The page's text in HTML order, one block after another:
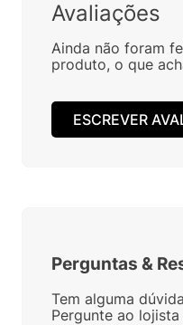
Avaliações
Ainda não foram
produto, o que
ESCREVER
Perguntas &
Tem alguma
Pergunte ao